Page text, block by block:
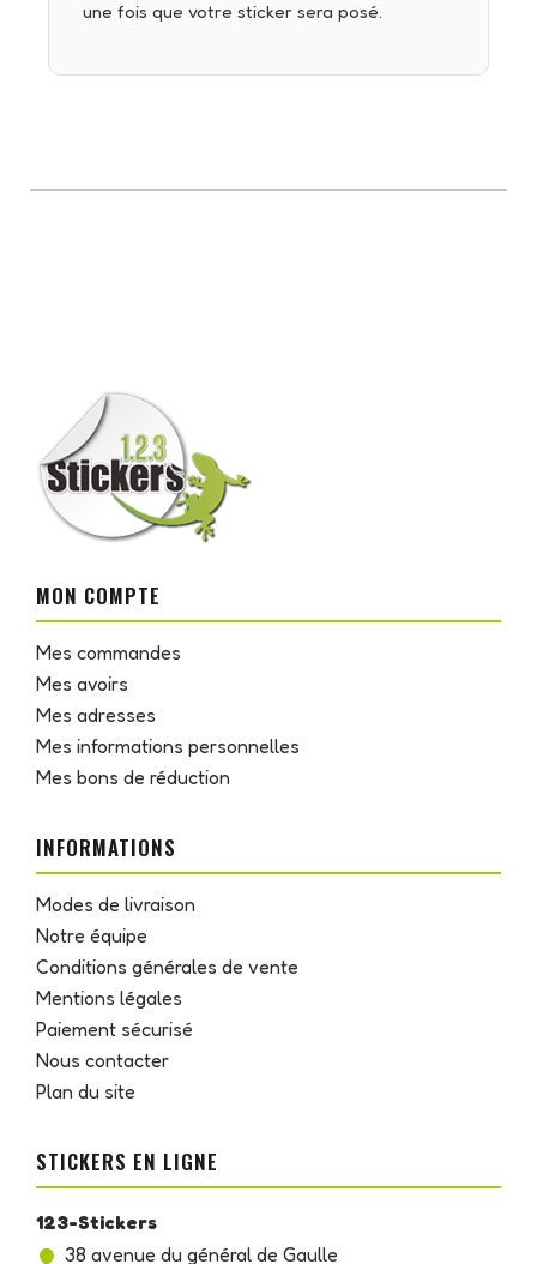
une fois que votre sticker sera posé.
MON COMPTE
Mes commandes
Mes avoirs
Mes adresses
Mes informations personnelles
Mes bons de réduction
INFORMATIONS
Modes de livraison
Notre équipe
Conditions générales de vente
Mentions légales
Paiement sécurisé
Nous contacter
Plan du site
STICKERS EN LIGNE
123-Stickers
38 avenue du général de Gaulle